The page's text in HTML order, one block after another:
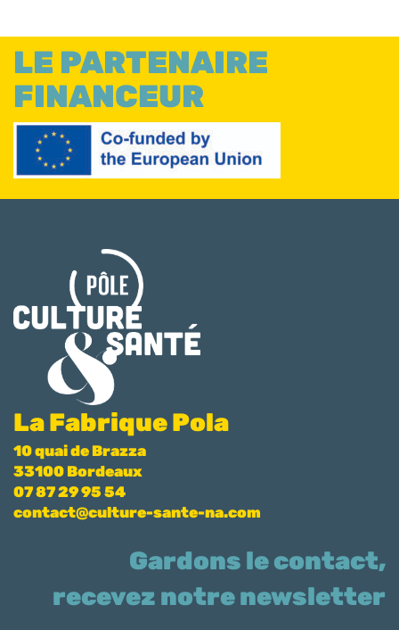
LE PARTENAIRE
FINANCEUR
La Fabrique Pola
10 quai de Brazza
33100 Bordeaux
07 87 29 95 54
contact@culture-sante-na.com
Gardons le contact,
recevez notre newsletter